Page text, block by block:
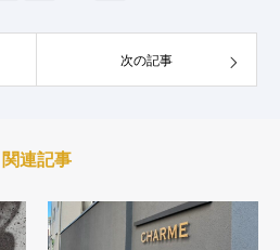
次の記事
関連記事